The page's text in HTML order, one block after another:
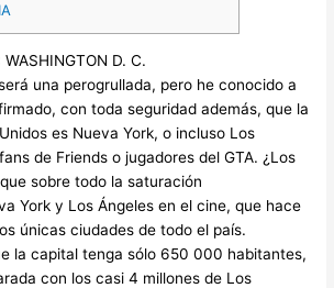
WASHINGTON D. C.
una perogrullada, pero he conocido a
con toda seguridad además, que la
es Nueva York, o incluso Los
de Friends o jugadores del GTA. ¿Los
sobre todo la saturación
York y Los Ángeles en el cine, que hace
únicas ciudades de todo el país.
la capital tenga sólo 650 000 habitantes,
con los casi 4 millones de Los